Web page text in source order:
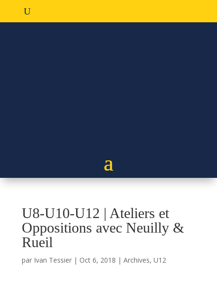
U8-U10-U12 | Ateliers et
Oppositions avec Neuilly &
Rueil
par Ivan Tessier| Oct 6, 2018 | Archives, U12